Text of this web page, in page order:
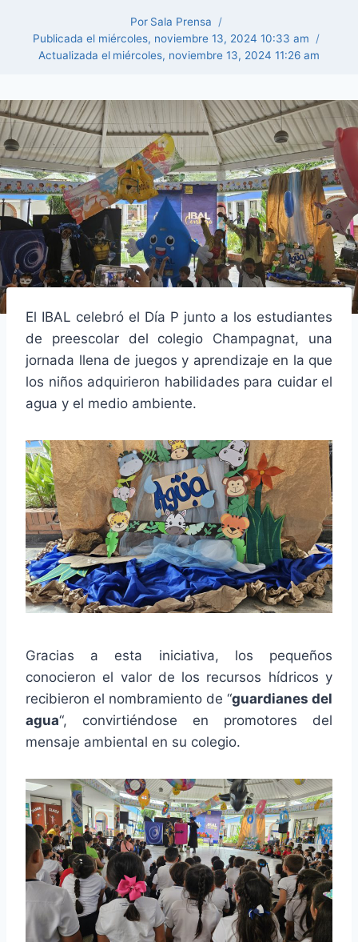
Por Sala Prensa
Publicada el miércoles, noviembre 13, 2024 10:33 am
Actualizada el miércoles, noviembre 13, 2024 11:26 am
El IBAL celebró el Día P junto a los estudiantes
de preescolar del colegio Champagnat, una
jornada llena de juegos y aprendizaje en la que
los niños adquirieron habilidades para cuidar el
agua y el medio ambiente.
Gracias a esta iniciativa, los pequeños
conocieron el valor de los recursos hídricos y
recibieron el nombramiento de “guardianes del
agua“, convirtiéndose en promotores del
mensaje ambiental en su colegio.